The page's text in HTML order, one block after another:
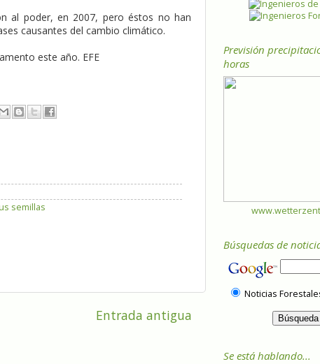
al poder, en 2007, pero éstos no han
causantes del cambio climático.
este año. EFE
semillas
Entrada antigua
Previsión
horas
Búsquedas de
Noticias
Se está hablando...